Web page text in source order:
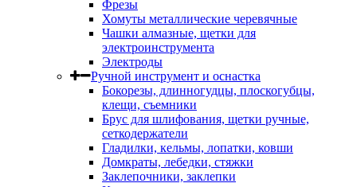
Фрезы
Хомуты металлические черевячные
Чашки алмазные, щетки для
электроинструмента
Электроды
Ручной инструмент и оснастка
Бокорезы, длинногудцы, плоскогубцы,
клещи, съемники
Брус для шлифования, щетки ручные,
сеткодержатели
Гладилки, кельмы, лопатки, ковши
Домкраты, лебедки, стяжки
Заклепочники, заклепки